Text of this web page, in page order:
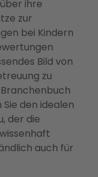
ihre
zur
bei Kindern
Bild von
zu
den idealen
der die
auch für